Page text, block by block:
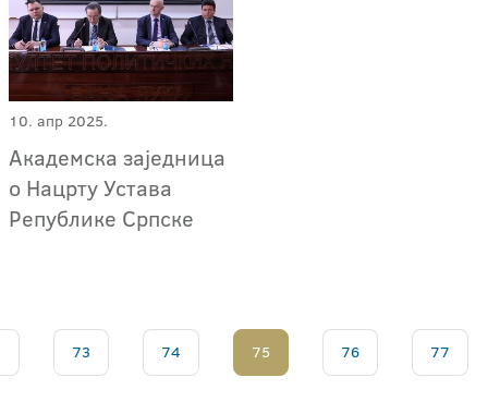
10. апр 2025.
Академска заједница
о Нацрту Устава
Републике Српске
73 74 75 76 77